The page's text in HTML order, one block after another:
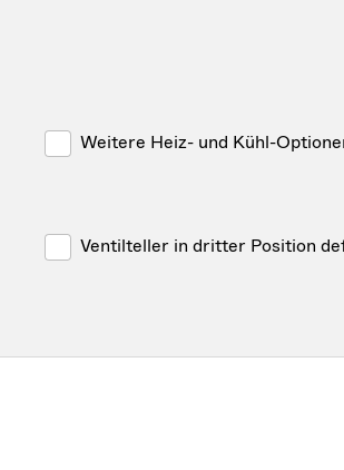
Weitere Heiz- und Kühl-
Ventilteller in dritter Position